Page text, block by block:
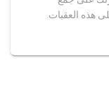
هذه العقبات.